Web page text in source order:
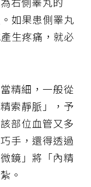
如果患側睪丸
生疼痛，就必
精細，一般從
索靜脈」，予
部位血管又多
手，還得透過
鏡」將「內精
。